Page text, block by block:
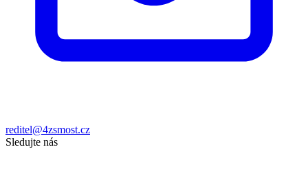
reditel@4zsmost.cz
Sledujte nás